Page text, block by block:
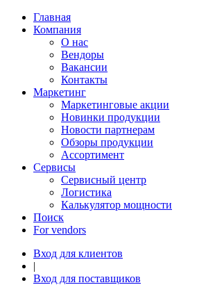
Главная
Компания
О нас
Вендоры
Вакансии
Контакты
Маркетинг
Маркетинговые акции
Новинки продукции
Новости партнерам
Обзоры продукции
Ассортимент
Сервисы
Сервисный центр
Логистика
Калькулятор мощности
Поиск
For vendors
Вход для клиентов
|
Вход для поставщиков